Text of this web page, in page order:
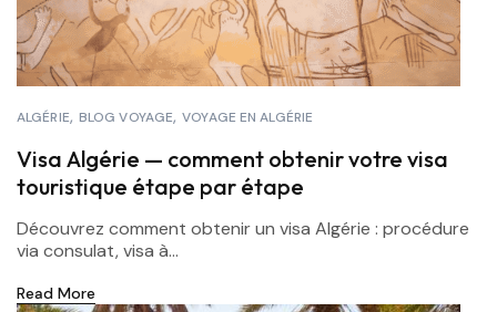
ALGÉRIE BLOG VOYAGE VOYAGE EN ALGÉRIE
Visa Algérie — comment obtenir votre visa
touristique étape par étape
Découvrez comment obtenir un visa Algérie : procédure
via consulat, visa à...
Read More